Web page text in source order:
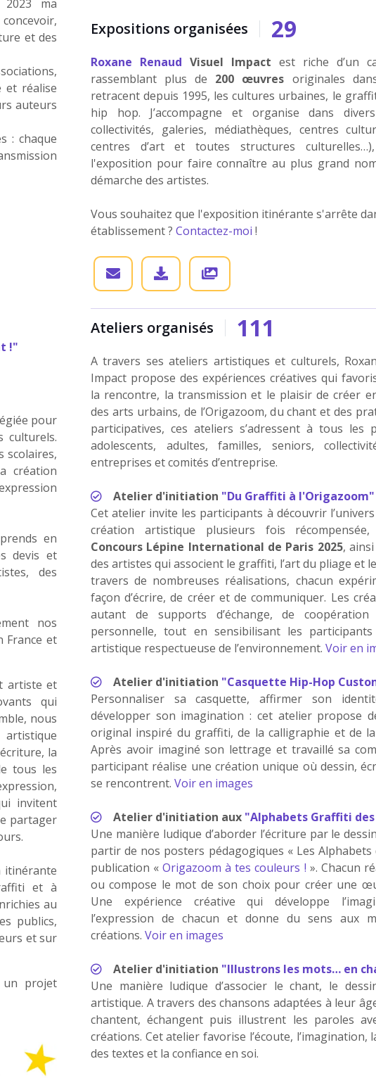
2023 ma
et des
et réalise
auteurs
: chaque
!"
pour
culturels.
scolaires,
création
en
devis et
des
nos
France et
artiste et
qui
nous
artistique
la
tous les
invitent
partager
itinérante
et à
au
publics,
et sur
un projet
Expositions organisées 35
Roxane Renaud Visuel Impact est riche d’un
rassemblant plus de 200 œuvres originales
retracent depuis 1995, les cultures urbaines, le
hip hop. J’accompagne et organise dans
collectivités, galeries, médiathèques, centres
centres d’art et toutes structures
l'exposition pour faire connaître au plus grand
démarche des artistes.
Vous souhaitez que l'exposition itinérante s'arrête
établissement ? Contactez-moi !
Ateliers organisés 134
A travers ses ateliers artistiques et culturels,
Impact propose des expériences créatives qui
la rencontre, la transmission et le plaisir de créer
des arts urbains, de l’Origazoom, du chant et des
participatives, ces ateliers s’adressent à tous les
adolescents, adultes, familles, seniors,
entreprises et comités d’entreprise.
Atelier d'initiation "Du Graffiti à l'Origazoom"
Cet atelier invite les participants à découvrir l’univers
création artistique plusieurs fois
Concours Lépine International de Paris 2025,
des artistes qui associent le graffiti, l’art du pliage et
travers de nombreuses réalisations, chacun
façon d’écrire, de créer et de communiquer. Les
autant de supports d’échange, de coopération
personnelle, tout en sensibilisant les
artistique respectueuse de l’environnement. Voir en
Atelier d'initiation "Casquette Hip-Hop
Personnaliser sa casquette, affirmer son
développer son imagination : cet atelier propose
original inspiré du graffiti, de la calligraphie et de
Après avoir imaginé son lettrage et travaillé sa
participant réalise une création unique où dessin,
se rencontrent. Voir en images
Atelier d'initiation aux "Alphabets Graffiti
Une manière ludique d’aborder l’écriture par le
partir de nos posters pédagogiques « Les Alphabets
publication «Origazoom à tes couleurs ! ». Chacun
ou compose le mot de son choix pour créer une
Une expérience créative qui développe
l’expression de chacun et donne du sens aux
créations. Voir en images
Atelier d'initiation "Illustrons les mots… en
Une manière ludique d’associer le chant, le
artistique. A travers des chansons adaptées à leur
chantent, échangent puis illustrent les paroles
créations. Cet atelier favorise l’écoute, l’imagination,
des textes et la confiance en soi.